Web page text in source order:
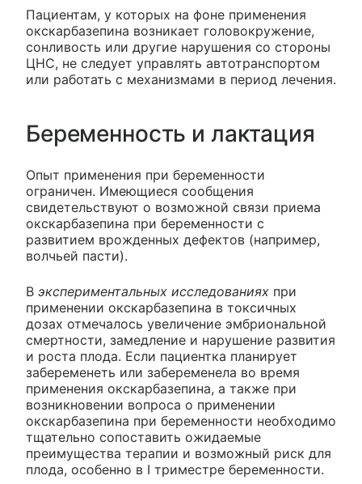
Пациентам, у которых на фоне применения
окскарбазепина возникает головокружение,
сонливость или другие нарушения со стороны
ЦНС, не следует управлять автотранспортом
или работать с механизмами в период лечения.
Беременность и лактация
Опыт применения при беременности
ограничен. Имеющиеся сообщения
свидетельствуют о возможной связи приема
окскарбазепина при беременности с
развитием врожденных дефектов (например,
волчьей пасти).
В экспериментальных исследованиях при
применении окскарбазепина в токсичных
дозах отмечалось увеличение эмбриональной
смертности, замедление и нарушение развития
и роста плода. Если пациентка планирует
забеременеть или забеременела во время
применения окскарбазепина, а также при
возникновении вопроса о применении
окскарбазепина при беременности необходимо
тщательно сопоставить ожидаемые
преимущества терапии и возможный риск для
плода, особенно в I триместре беременности.